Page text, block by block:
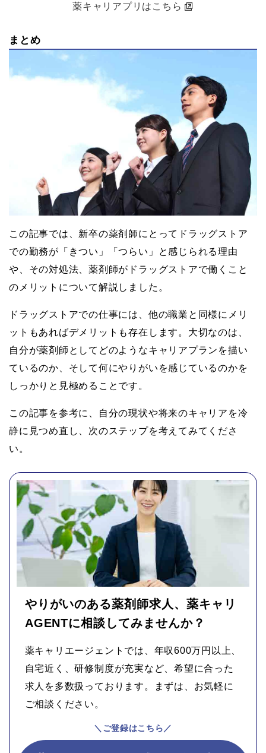
薬キャリアプリはこちら
まとめ
この記事では、新卒の薬剤師にとってドラッグストア
での勤務が「きつい」「つらい」と感じられる理由
や、その対処法、薬剤師がドラッグストアで働くこと
のメリットについて解説しました。
ドラッグストアでの仕事には、他の職業と同様にメリ
ットもあればデメリットも存在します。大切なのは、
自分が薬剤師としてどのようなキャリアプランを描い
ているのか、そして何にやりがいを感じているのかを
しっかりと見極めることです。
この記事を参考に、自分の現状や将来のキャリアを冷
静に見つめ直し、次のステップを考えてみてくださ
い。
やりがいのある薬剤師求人、薬キャリ
AGENTに相談してみませんか？
薬キャリエージェントでは、年収600万円以上、
自宅近く、研修制度が充実など、希望に合った
求人を多数扱っております。まずは、お気軽に
ご相談ください。
＼ご登録はこちら／